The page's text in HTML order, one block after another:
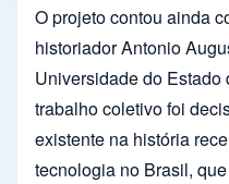
O projeto contou ainda
historiador Antonio
Universidade do Estado
trabalho coletivo foi
existente na história
tecnologia no Brasil,